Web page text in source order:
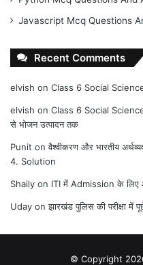
Javascript Mcq Questions
Recent Comments
elvish on Class 6 Social
elvish on Class 6 Social
से भोजन उत्पादन तक
Punit onवैश्वीकरण और भारतीय
4. Solution
Shaily on ITI में Admission के लिए
Uday onझारखंड पुलिस की परीक्षा में
© Copyright